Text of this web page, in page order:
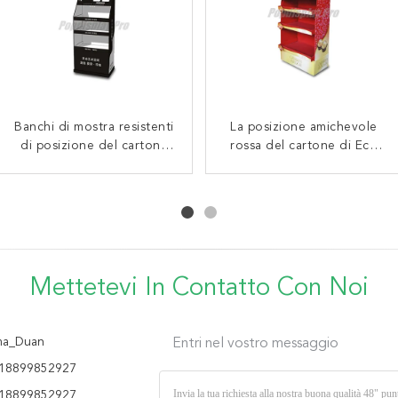
Banchi di mostra resistenti
di posizione del cartone
La posizione amichevole
rossa del cartone di Eco
Esposizione elegante di
Candy del cartone di
Il colore pieno ha
stampato resistenza
Mettetevi In ​​contatto Con Noi
Entri nel vostro messaggio